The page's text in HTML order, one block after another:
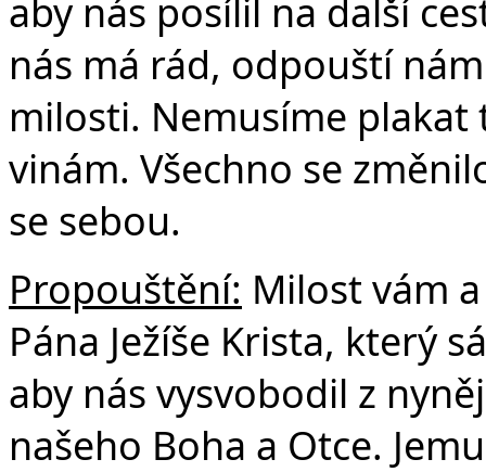
aby nás posílil na další
nás má rád, odpouští
milosti. Nemusíme plakat
vinám. Všechno se
se sebou.
Propouštění: Milost vám
Pána Ježíše Krista, který
aby nás vysvobodil z
našeho Boha a Otce.